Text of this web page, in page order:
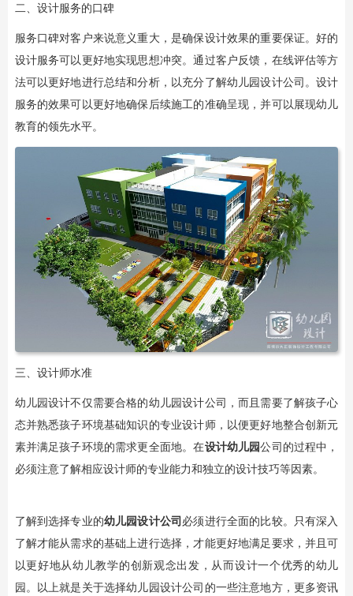
二、设计服务的口碑
服务口碑对客户来说意义重大，是确保设计效果的重要保证。好的
设计服务可以更好地实现思想冲突。通过客户反馈，在线评估等方
法可以更好地进行总结和分析，以充分了解幼儿园设计公司。设计
服务的效果可以更好地确保后续施工的准确呈现，并可以展现幼儿
教育的领先水平。
三、设计师水准
幼儿园设计不仅需要合格的幼儿园设计公司，而且需要了解孩子心
态并熟悉孩子环境基础知识的专业设计师，以便更好地整合创新元
素并满足孩子环境的需求更全面地。在设计幼儿园公司的过程中，
必须注意了解相应设计师的专业能力和独立的设计技巧等因素。
了解到选择专业的幼儿园设计公司 必须进行全面的比较。只有深入
了解才能从需求的基础上进行选择，才能更好地满足要求，并且可
以更好地从幼儿教学的创新观念出发，从而设计一个优秀的幼儿
园。以上就是关于选择幼儿园设计公司的一些注意地方，更多资讯